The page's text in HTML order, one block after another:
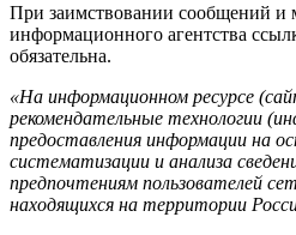
При заимствовании сообщений и
информационного агентства
обязательна.
«На информационном ресурсе
рекомендательные технологии
предоставления информации на
систематизации и анализа
предпочтениям пользователей
находящихся на территории